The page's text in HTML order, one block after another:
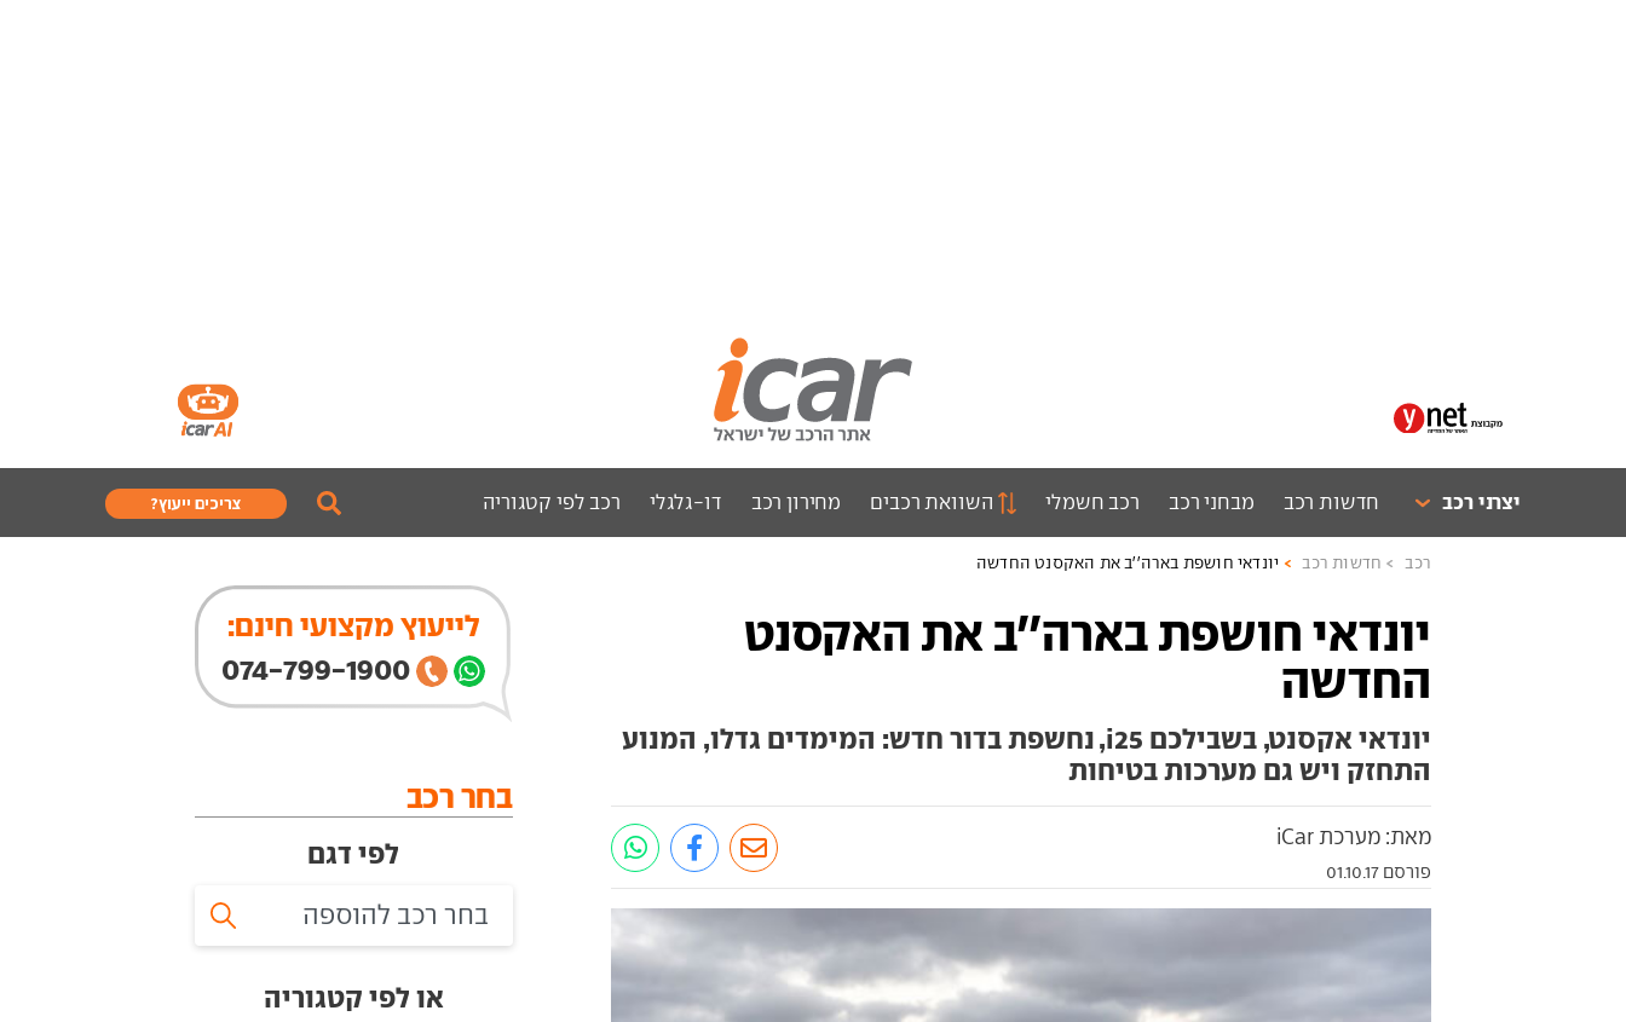
יצרני רכב חדשות רכב מבחני רכב רכב חשמלי השוואת רכבים מחירון רכב דו-גלגלי רכב לפי קטגוריה צריכים ייעוץ?
רכב חדשות רכב יונדאי חושפת בארה''ב את האקסנט החדשה
יונדאי חושפת בארה''ב את האקסנט
החדשה
יונדאי אקסנט, בשבילכם i25, נחשפת בדור חדש: המימדים גדלו, המנוע
התחזק ויש גם מערכות בטיחות
מאת: מערכת iCar
פורסם 01.10.17
לייעוץ מקצועי חינם:
074-799-1900
בחר רכב
לפי דגם
או לפי קטגוריה